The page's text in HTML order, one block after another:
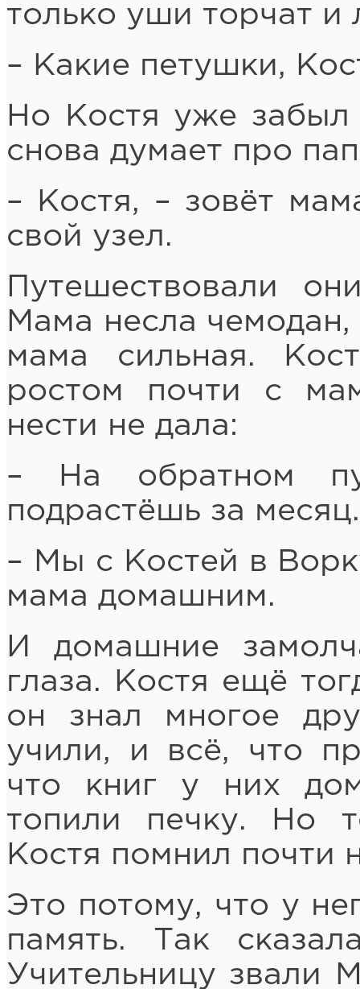
только уши торчат и
– Какие петушки,
Но Костя уже забыл
снова думает про
– Костя, – зовёт
свой узел.
Путешествовали
Мама несла
мама сильная.
ростом почти с
нести не дала:
– На обратном
подрастёшь за месяц.
– Мы с Костей в
мама домашним.
И домашние
глаза. Костя ещё
он знал многое
учили, и всё, что
что книг у них
топили печку. Но
Костя помнил почти
Это потому, что у
память. Так
Учительницу звали